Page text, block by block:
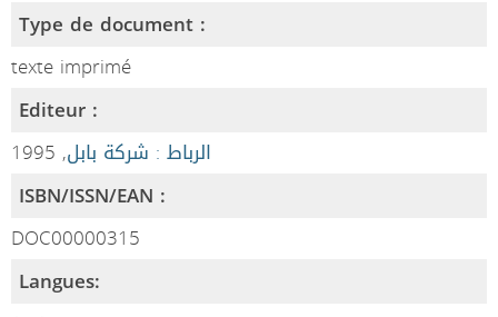
Type de document :
texte imprimé
Editeur :
الرباط : شركة بابل, 1995
ISBN/ISSN/EAN :
DOC00000315
Langues: